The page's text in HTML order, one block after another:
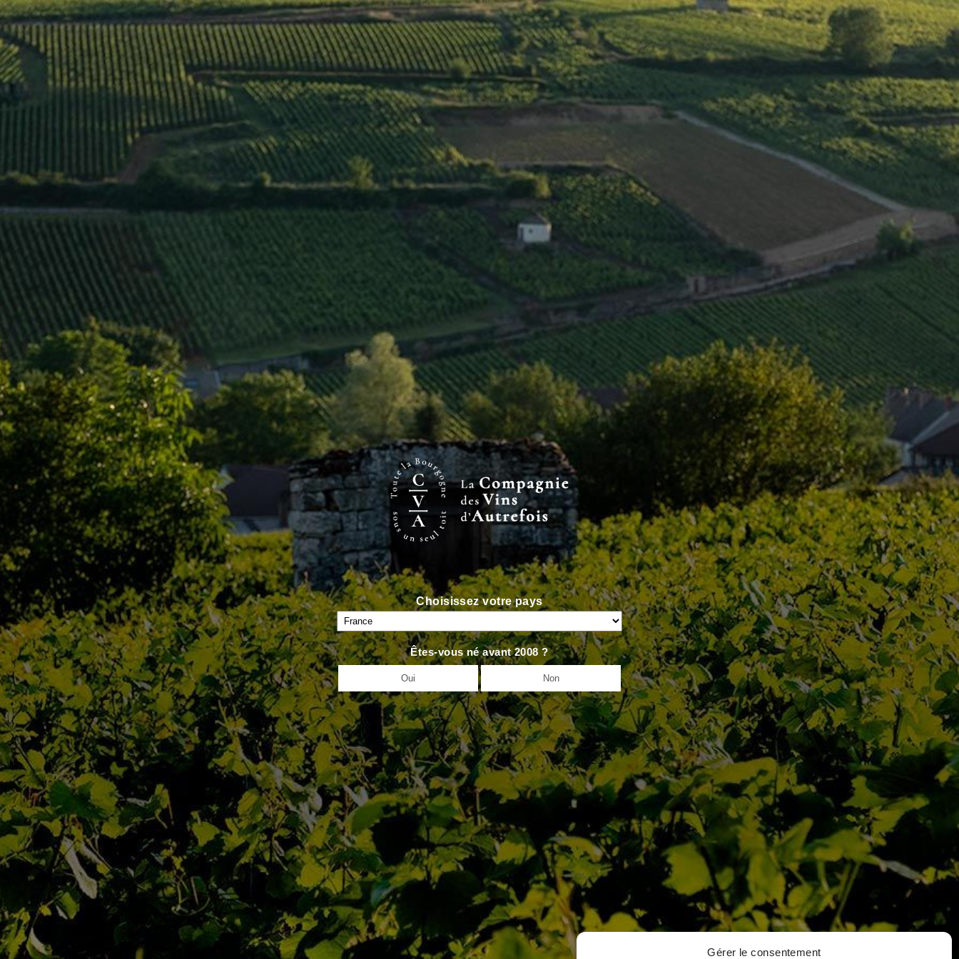
Gérer le consentement
Choisissez votre pays
Êtes-vous né avant 2008 ?
Oui Non
QUI SOMMES-NOUS ? MAISONS & DOMAINES L’ÉQUIPE CONTACT ENGLISH
RULLY ROUGE 2017
Jaffelin/ Côte Chalonnaise
INFOS CLÉS
Région Côte Chalonnaise
Type AOC
Niveau Village
Couleur Rouge
<VIN PRÉCÉDENT VIN SUIVANT>
Accueil
Qui Sommes Nous
L’Équipe
Contact
Actualités
Nos Maisons
Nos Domaines
D’Autrefois
Jaffelin
Pierre Ponnelle
Louis Violland
3, place Notre Dame
BP 172 21205 Beaune Cedex